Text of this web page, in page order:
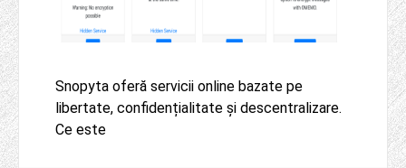
Snopyta oferă servicii online bazate pe
libertate, confidențialitate și descentralizare.
Ce este